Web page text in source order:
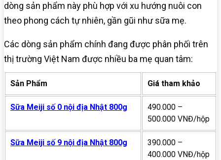
dòng sản phẩm này phù hợp với xu hướng nuôi con
theo phong cách tự nhiên, gần gũi như sữa mẹ.
Các dòng sản phẩm chính đang được phân phối trên
thị trường Việt Nam được nhiều ba mẹ quan tâm:
Sản Phẩm Giá tham khảo
Sữa Meiji số 0 nội địa Nhật 800g
490.000 –
500.000 VNĐ/hộp
Sữa Meiji số 9 nội địa Nhật 800g
390.000 –
400.000 VNĐ/hộp